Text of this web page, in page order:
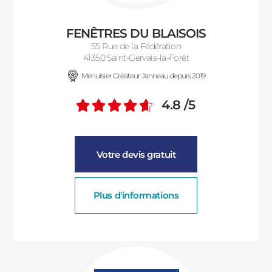
FENÊTRES DU BLAISOIS
55 Rue de la Fédération
41350 Saint-Gervais-la-Forêt
Menuisier Créateur Janneau depuis 2019
Note moyenne :
4.8 /5
Votre devis gratuit
Plus d'informations